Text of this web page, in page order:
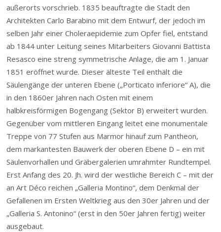
außerorts vorschrieb. 1835 beauftragte die Stadt den
Architekten Carlo Barabino mit dem Entwurf, der jedoch im
selben Jahr einer Choleraepidemie zum Opfer fiel, entstand
ab 1844 unter Leitung seines Mitarbeiters Giovanni Battista
Resasco eine streng symmetrische Anlage, die am 1. Januar
1851 eröffnet wurde. Dieser älteste Teil enthält die
Säulengänge der unteren Ebene („Porticato inferiore“ A), die
in den 1860er Jahren nach Osten mit einem
halbkreisförmigen Bogengang (Sektor B) erweitert wurden.
Gegenüber vom mittleren Eingang leitet eine monumentale
Treppe von 77 Stufen aus Marmor hinauf zum Pantheon,
dem markantesten Bauwerk der oberen Ebene D – ein mit
Säulenvorhallen und Gräbergalerien umrahmter Rundtempel.
Erst Anfang des 20. Jh. wird der westliche Bereich C – mit der
an Art Déco reichen „Galleria Montino“, dem Denkmal der
Gefallenen im Ersten Weltkrieg aus den 30er Jahren und der
„Galleria S. Antonino“ (erst in den 50er Jahren fertig) weiter
ausgebaut.